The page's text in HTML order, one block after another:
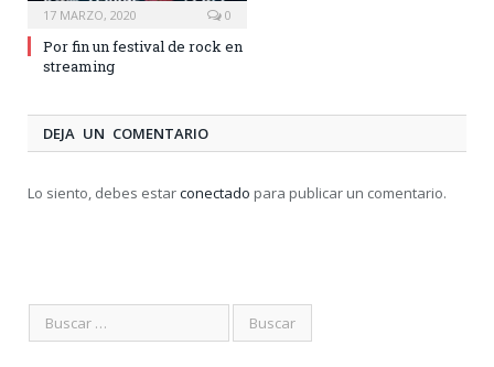
17 MARZO, 2020 0
Por fin un festival de rock en
streaming
DEJA UN COMENTARIO
Lo siento, debes estarconectado para publicar un comentario.